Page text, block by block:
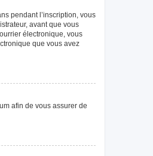
pendant l’inscription, vous
avant que vous
électronique, vous
que vous avez
afin de vous assurer de